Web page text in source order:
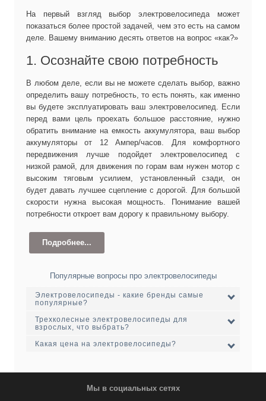
На первый взгляд выбор электровелосипеда может
показаться более простой задачей, чем это есть на самом
деле. Вашему вниманию десять ответов на вопрос «как?»
1. Осознайте свою потребность
В любом деле, если вы не можете сделать выбор, важно
определить вашу потребность, то есть понять, как именно
вы будете эксплуатировать ваш электровелосипед. Если
перед вами цель проехать большое расстояние, нужно
обратить внимание на емкость аккумулятора, ваш выбор
аккумуляторы от 12 Ампер/часов. Для комфортного
передвижения лучше подойдет электровелосипед с
низкой рамой, для движения по горам вам нужен мотор с
высоким тяговым усилием, установленный сзади, он
будет давать лучшее сцепление с дорогой. Для большой
скорости нужна высокая мощность. Понимание вашей
потребности откроет вам дорогу к правильному выбору.
Подробнее...
2. Интуиция вам подскажет как
выбрать продавца
электровелосипеда обратите внимание, что подсказывает
видеть его личное отношение к продукту, понимание
знание брендов и последних тенденций. Обратите
электровелосипедами и электротранспортом, или в их
Популярные вопросы про электровелосипеды
Электровелосипеды - какие бренды самые
популярные?
TWITTER
Трехколесные электровелосипеды для
взрослых, что выбрать?
Трехколесный электровелосипед для
Какая цена на электровелосипеды?
JAZZ-MID Drive-36В350Вт
Мы в социальных сетях